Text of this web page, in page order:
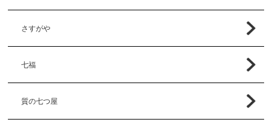
さすがや
七福
質の七つ屋